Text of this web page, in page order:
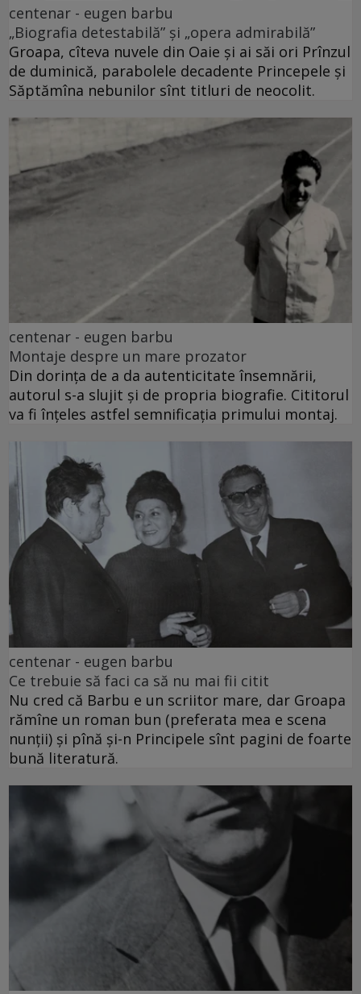
centenar - eugen barbu
„Biografia detestabilă” și „opera admirabilă”
Groapa, cîteva nuvele din Oaie și ai săi ori Prînzul
de duminică, parabolele decadente Princepele și
Săptămîna nebunilor sînt titluri de neocolit.
centenar - eugen barbu
Montaje despre un mare prozator
Din dorința de a da autenticitate însemnării,
autorul s-a slujit și de propria biografie. Cititorul
va fi înțeles astfel semnificația primului montaj.
centenar - eugen barbu
Ce trebuie să faci ca să nu mai fii citit
Nu cred că Barbu e un scriitor mare, dar Groapa
rămîne un roman bun (preferata mea e scena
nunții) și pînă și-n Principele sînt pagini de foarte
bună literatură.